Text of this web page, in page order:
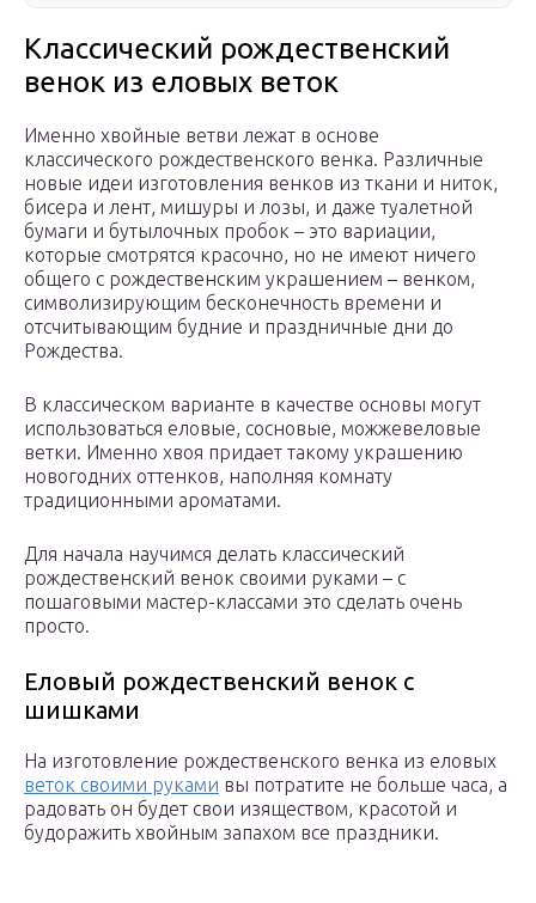
Классический рождественский
венок из еловых веток
Именно хвойные ветви лежат в основе
классического рождественского венка. Различные
новые идеи изготовления венков из ткани и ниток,
бисера и лент, мишуры и лозы, и даже туалетной
бумаги и бутылочных пробок – это вариации,
которые смотрятся красочно, но не имеют ничего
общего с рождественским украшением – венком,
символизирующим бесконечность времени и
отсчитывающим будние и праздничные дни до
Рождества.
В классическом варианте в качестве основы могут
использоваться еловые, сосновые, можжевеловые
ветки. Именно хвоя придает такому украшению
новогодних оттенков, наполняя комнату
традиционными ароматами.
Для начала научимся делать классический
рождественский венок своими руками – с
пошаговыми мастер-классами это сделать очень
просто.
Еловый рождественский венок с
шишками
На изготовление рождественского венка из еловых
веток своими руками вы потратите не больше часа, а
радовать он будет свои изяществом, красотой и
будоражить хвойным запахом все праздники.